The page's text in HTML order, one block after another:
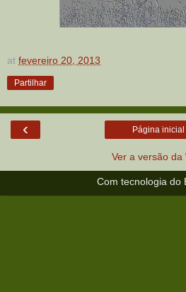
at fevereiro 20, 2013
Partilhar
‹ Página inicial
Ver a versão da
Com tecnologia do